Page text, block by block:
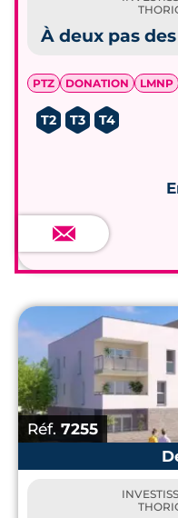
À deux pas
PTZ DONATION LMNP
T2 T3 T4
Réf. 7255